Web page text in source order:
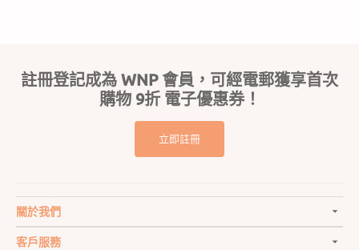
註冊登記成為 WNP 會員，可經電郵獲享首次
購物 9折 電子優惠券！
立即註冊
關於我們
客戶服務